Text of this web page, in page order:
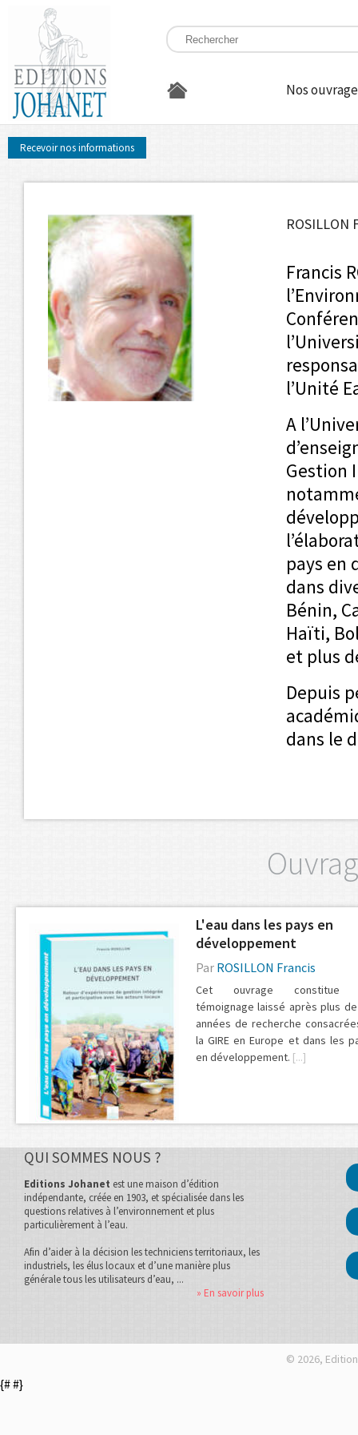
Nos
Recevoir nos informations
ROSILLON
Francis
l’Unité
A
Gestion
pays en
dans
Bénin,
Haïti,
et plus
Depuis
dans le
L'eau dans les pays en
développement
Par ROSILLON Francis
Cet ouvrage constitue
témoignage laissé après plus
années de recherche
la GIRE en Europe et dans les
en développement. [...]
QUI SOMMES NOUS ?
Editions Johanet est une maison d’édition
indépendante, créée en 1903, et spécialisée dans les
questions relatives à l’environnement et plus
particulièrement à l’eau.
Afin d’aider à la décision les techniciens territoriaux, les
industriels, les élus locaux et d’une manière plus
générale tous les utilisateurs d’eau, ...
» En savoir plus
© 2026,
{##}